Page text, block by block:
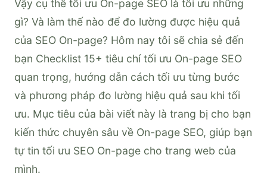
Vậy cụ thể tối ưu On-page SEO là tối ưu những
gì? Và làm thế nào để đo lường được hiệu quả
của SEO On-page? Hôm nay tôi sẽ chia sẻ đến
bạn Checklist 15+ tiêu chí tối ưu On-page SEO
quan trọng, hướng dẫn cách tối ưu từng bước
và phương pháp đo lường hiệu quả sau khi tối
ưu. Mục tiêu của bài viết này là trang bị cho bạn
kiến thức chuyên sâu về On-page SEO, giúp bạn
tự tin tối ưu SEO On-page cho trang web của
mình.